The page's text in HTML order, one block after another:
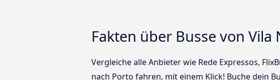
Fakten über Busse von
Vergleiche alle Anbieter wie Rede Expressos,
nach Porto fahren, mit einem Klick! Buche dein